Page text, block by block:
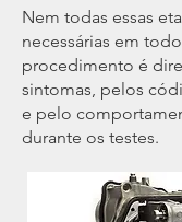
Nem todas essas
necessárias em
procedimento é
sintomas, pelos
e pelo
durante os testes.